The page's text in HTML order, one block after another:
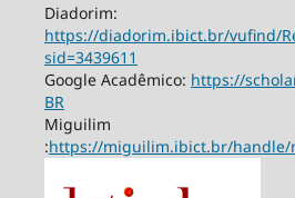
Diadorim:
https://diadorim.ibict.br/vufind/
sid=3439611
Google Acadêmico: https://
BR
Miguilim
:https://miguilim.ibict.br/handle/